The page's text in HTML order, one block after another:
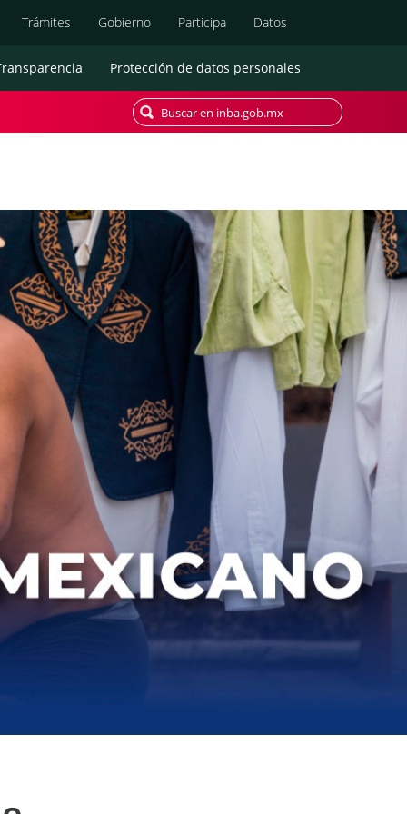
Trámites Gobierno Participa Datos
Protección de datos personales